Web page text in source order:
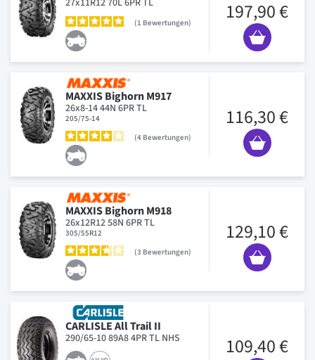
1 Bewertungen 197,90 €
MAXXIS Bighorn M917
26x8-14 44N 6PR TL
205/75-14
4 Bewertungen
116,30 €
MAXXIS Bighorn M918
26x12R12 58N 6PR TL
305/55R12
3 Bewertungen
129,10 €
CARLISLE All Trail II
290/65-10 89A8 4PR TL NHS 109,40 €